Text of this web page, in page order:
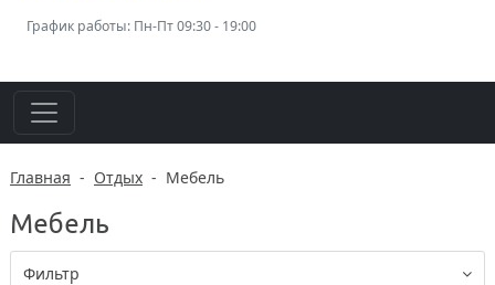
График работы: Пн-Пт 09:30 - 19:00
Главная - Отдых - Мебель
Мебель
Фильтр